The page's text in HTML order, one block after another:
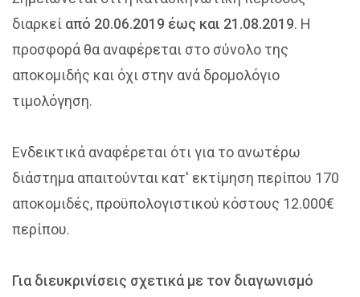
διαρκεί από 20.06.2019 έως και 21.08.2019. Η
προσφορά θα αναφέρεται στο σύνολο της
αποκομιδής και όχι στην ανά δρομολόγιο
τιμολόγηση.
Ενδεικτικά αναφέρεται ότι για το ανωτέρω
διάστημα απαιτούνται κατ' εκτίμηση περίπου 170
αποκομιδές, προϋπολογιστικού κόστους 12.000€
περίπου.
Για διευκρινίσεις σχετικά με τον διαγωνισμό